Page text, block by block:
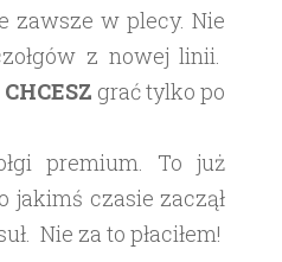
zawsze w plecy. Nie
z nowej linii.
grać tylko po
premium. To już
jakimś czasie zaczął
Nie za to płaciłem!